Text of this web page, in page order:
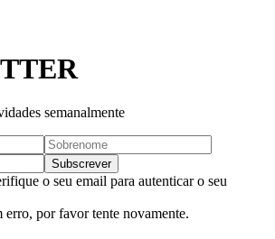
semanalmente
o seu email para autenticar o seu
erro, por favor tente novamente.